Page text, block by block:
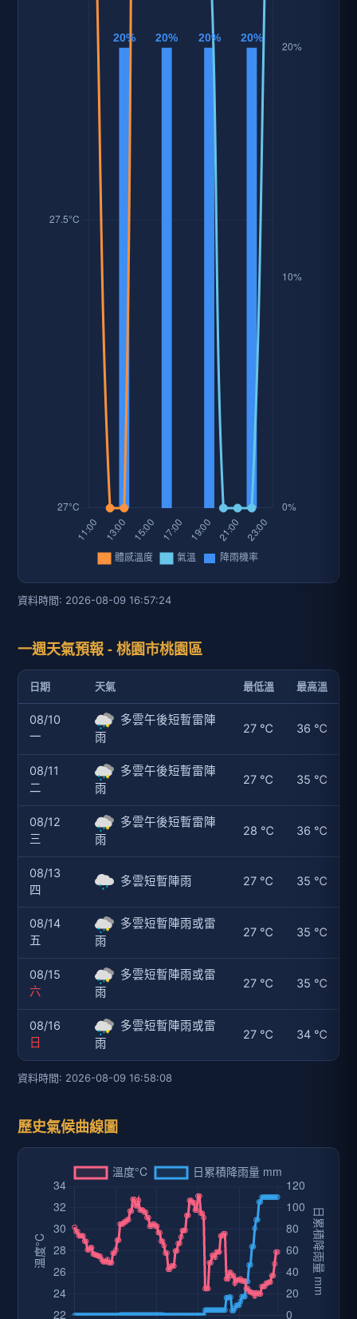
資料時間: 2026-08-09 16:57:24
一週天氣預報 - 桃園市桃園區
日期 天氣 最低溫 最高溫
08/10
一
多雲午後短暫雷陣
雨
27 ℃ 36 ℃
08/11
二
多雲午後短暫雷陣
雨
27 ℃ 35 ℃
08/12
三
多雲午後短暫雷陣
雨
28 ℃ 36 ℃
08/13
四
多雲短暫陣雨 27 ℃ 35 ℃
08/14
五
多雲短暫陣雨或雷
雨
27 ℃ 35 ℃
08/15
六
多雲短暫陣雨或雷
雨
27 ℃ 35 ℃
08/16
日
多雲短暫陣雨或雷
雨
27 ℃ 34 ℃
資料時間: 2026-08-09 16:58:08
歷史氣候曲線圖